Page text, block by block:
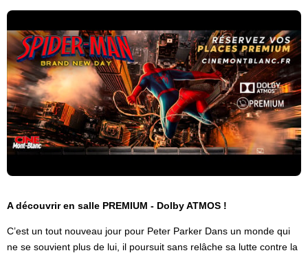
A découvrir en salle PREMIUM - Dolby ATMOS !
C’est un tout nouveau jour pour Peter Parker Dans un monde qui
ne se souvient plus de lui, il poursuit sans relâche sa lutte contre la